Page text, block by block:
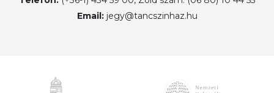
Email: jegy@tancszinhaz.hu